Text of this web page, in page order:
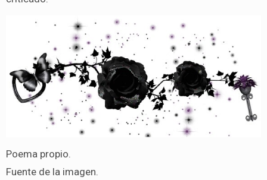
Poema propio.
Fuente de la imagen.